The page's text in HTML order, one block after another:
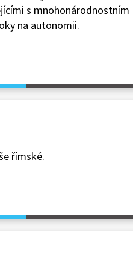
s mnohonárodnostním
na autonomii.
římské.